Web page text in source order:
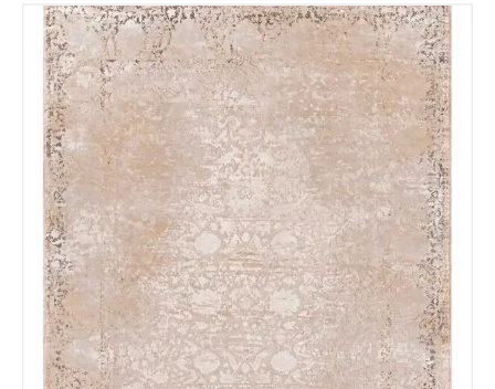
Teléfono
Correo electronico*
Tu mensaje.
Nombre y Referencia del producto *